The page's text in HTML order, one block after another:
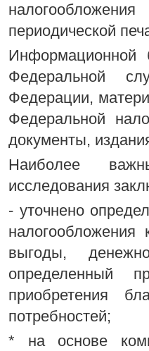
периодической
Информационной
Федеральной
Федерации,
Федеральной
документы,
Наиболее
исследования
- уточнено
выгоды,
определенный
приобретения
потребностей;
* на основе